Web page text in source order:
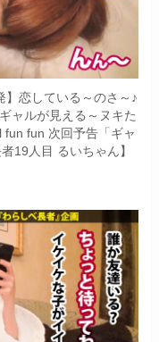
】恋している～のさ～♪
ャルが見える～ヌキた
fun 次回予告「ギャ
19人目 るいちゃん】